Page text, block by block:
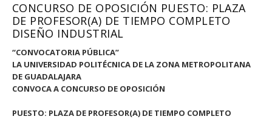
CONCURSO DE OPOSICIÓN PUESTO: PLAZA
DE PROFESOR(A) DE TIEMPO COMPLETO
DISEÑO INDUSTRIAL
“CONVOCATORIA PÚBLICA”
LA UNIVERSIDAD POLITÉCNICA DE LA ZONA METROPOLITANA
DE GUADALAJARA
CONVOCA A CONCURSO DE OPOSICIÓN
PUESTO: PLAZA DE PROFESOR(A) DE TIEMPO COMPLETO